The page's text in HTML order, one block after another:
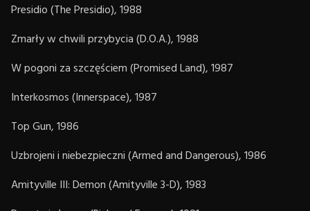
Presidio (The Presidio), 1988
Zmarły w chwili przybycia (D.O.A.), 1988
W pogoni za szczęściem (Promised Land), 1987
Interkosmos (Innerspace), 1987
Top Gun, 1986
Uzbrojeni i niebezpieczni (Armed and Dangerous), 1986
Amityville III: Demon (Amityville 3-D), 1983